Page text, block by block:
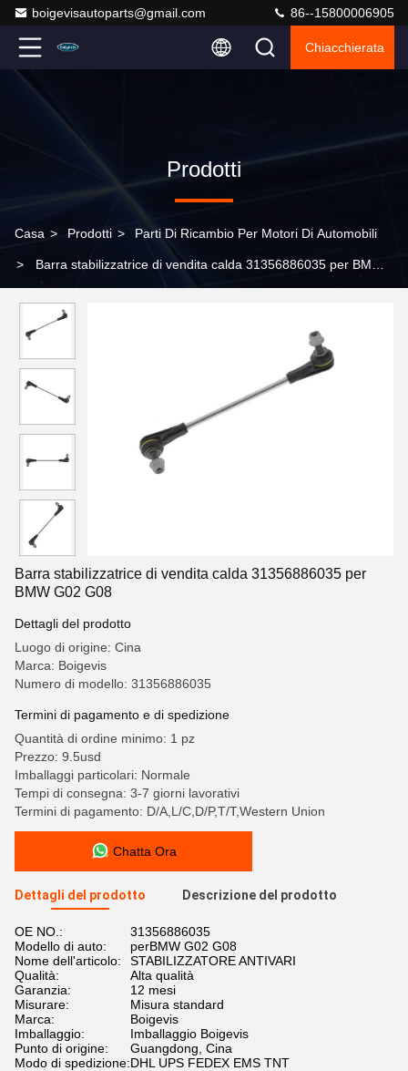
boigevisautoparts@gmail.com 86--15800006905
Chiacchierata
Prodotti
Casa > Prodotti > Parti Di Ricambio Per Motori Di Automobili
> Barra stabilizzatrice di vendita calda 31356886035 per BMW
Barra stabilizzatrice di vendita calda 31356886035 per
BMW G02 G08
Dettagli del prodotto
Luogo di origine: Cina
Marca: Boigevis
Numero di modello: 31356886035
Termini di pagamento e di spedizione
Quantità di ordine minimo: 1 pz
Prezzo: 9.5usd
Imballaggi particolari: Normale
Tempi di consegna: 3-7 giorni lavorativi
Termini di pagamento: D/A,L/C,D/P,T/T,Western Union
Chatta Ora
Dettagli del prodotto Descrizione del prodotto
OE NO.:
31356886035
Modello di auto:
perBMW G02 G08
Nome dell'articolo:
STABILIZZATORE ANTIVARI
Qualità:
Alta qualità
Garanzia:
12 mesi
Misurare:
Misura standard
Marca:
Boigevis
Imballaggio:
Imballaggio Boigevis
Punto di origine:
Guangdong, Cina
Modo di spedizione:DHL UPS FEDEX EMS TNT